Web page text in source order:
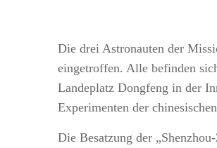
Die drei Astronauten der
eingetroffen. Alle befinden
Landeplatz Dongfeng in der
Experimenten der
Die Besatzung der